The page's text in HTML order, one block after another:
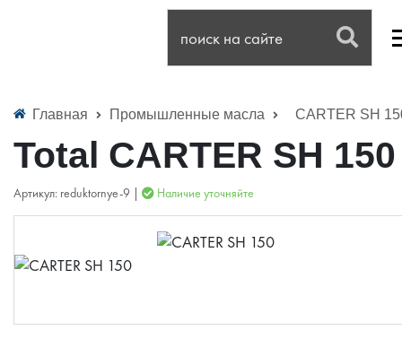
Главная Промышленные масла CARTER SH
Total CARTER SH 150
Артикул: reduktornye-9 | Наличие уточняйте